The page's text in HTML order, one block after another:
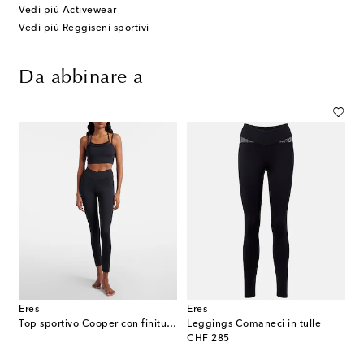
Vedi più Activewear
Vedi più Reggiseni sportivi
Da abbinare a
Eres
Top sportivo Cooper con finiture in tulle
Eres
Leggings Comaneci in tulle
CHF 285
original price